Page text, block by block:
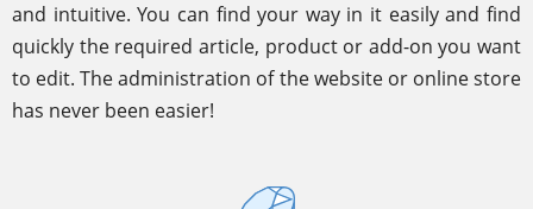
and intuitive. You can find your way in it easily and find
quickly the required article, product or add-on you want
to edit. The administration of the website or online store
has never been easier!